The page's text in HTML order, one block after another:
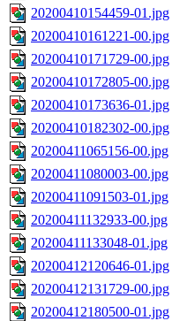
20200410154459-01.jpg
20200410161221-00.jpg
20200410171729-00.jpg
20200410172805-00.jpg
20200410173636-01.jpg
20200410182302-00.jpg
20200411065156-00.jpg
20200411080003-00.jpg
20200411091503-01.jpg
20200411132933-00.jpg
20200411133048-01.jpg
20200412120646-01.jpg
20200412131729-00.jpg
20200412180500-01.jpg